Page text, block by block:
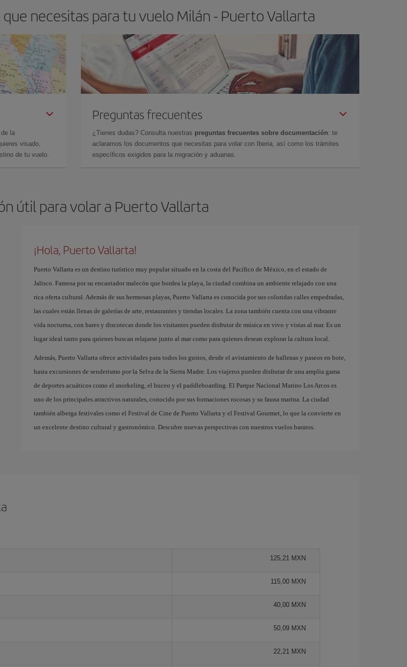
necesitas para tu vuelo Milán - Puerto Vallarta
la
visado,
de tu vuelo.
Preguntas frecuentes
¿Tienes dudas? Consulta nuestras preguntas frecuentes sobre documentación: te
aclaramos los documentos que necesitas para volar con Iberia, así como los trámites
específicos exigidos para la migración y aduanas.
útil para volar a Puerto Vallarta
¡Hola, Puerto Vallarta!
Puerto Vallarta es un destino turístico muy popular situado en la costa del Pacífico de México, en el estado de
Jalisco. Famosa por su encantador malecón que bordea la playa, la ciudad combina un ambiente relajado con una
rica oferta cultural. Además de sus hermosas playas, Puerto Vallarta es conocida por sus coloridas calles empedradas,
las cuales están llenas de galerías de arte, restaurantes y tiendas locales. La zona también cuenta con una vibrante
vida nocturna, con bares y discotecas donde los visitantes pueden disfrutar de música en vivo y vistas al mar. Es un
lugar ideal tanto para quienes buscan relajarse junto al mar como para quienes desean explorar la cultura local.
Además, Puerto Vallarta ofrece actividades para todos los gustos, desde el avistamiento de ballenas y paseos en bote,
hasta excursiones de senderismo por la Selva de la Sierra Madre. Los viajeros pueden disfrutar de una amplia gama
de deportes acuáticos como el snorkeling, el buceo y el paddleboarding. El Parque Nacional Marino Los Arcos es
uno de los principales atractivos naturales, conocido por sus formaciones rocosas y su fauna marina. La ciudad
también alberga festivales como el Festival de Cine de Puerto Vallarta y el Festival Gourmet, lo que la convierte en
un excelente destino cultural y gastronómico. Descubre nuevas perspectivas con nuestros vuelos baratos.
125,21 MXN
115,00 MXN
40,00 MXN
50,09 MXN
22,21 MXN